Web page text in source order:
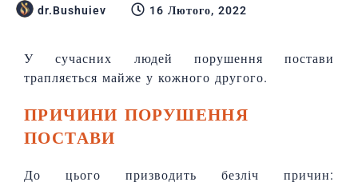
dr.Bushuiev 16 Лютого, 2022
У сучасних людей порушення постави
трапляється майже у кожного другого.
ПРИЧИНИ ПОРУШЕННЯ
ПОСТАВИ
До цього призводить безліч причин: